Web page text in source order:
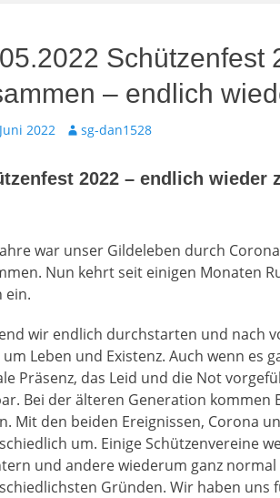
Schützenfest
– endlich
2022 Autorsg-dan1528
2022 – endlich wieder
war unser Gildeleben durch
Nun kehrt seit einigen Monaten
ein.
wir endlich durchstarten und nach
Leben und Existenz. Auch wenn es
Präsenz, das Leid und die Not
Bei der älteren Generation kommen
Mit den beiden Ereignissen, Corona
um. Einige Schützenvereine
und andere wiederum ganz
Gründen. Wir haben uns